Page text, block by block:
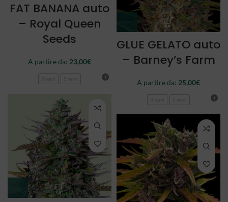
FAT BANANA auto
– Royal Queen
Seeds
A partire da: 23,00€
GLUE GELATO auto
– Barney’s Farm
A partire da: 25,00€